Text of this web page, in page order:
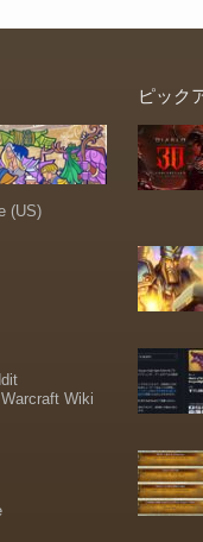
(US)
Wiki
ピック